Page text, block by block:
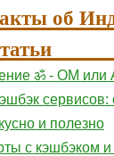
об
ॐ - ОМ или
сервисов:
и полезно
с кэшбэком и